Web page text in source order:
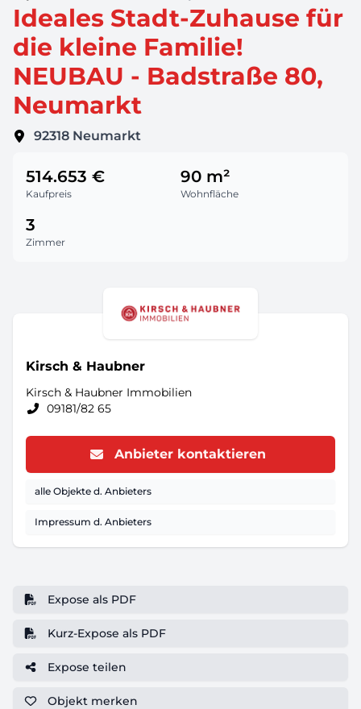
Ideales Stadt-Zuhause für
die kleine Familie!
NEUBAU - Badstraße 80,
Neumarkt
92318 Neumarkt
Kaufpreis
514.653 €
Wohnfläche
90 m²
Zimmer
3
Kirsch & Haubner
Kirsch & Haubner Immobilien
09181/82 65
Anbieter kontaktieren
alle Objekte d. Anbieters
Impressum d. Anbieters
Expose als PDF
Kurz-Expose als PDF
Expose teilen
Objekt merken